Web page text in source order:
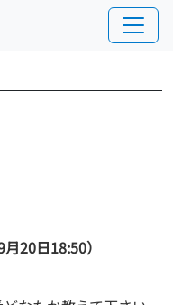
月20日18:50）